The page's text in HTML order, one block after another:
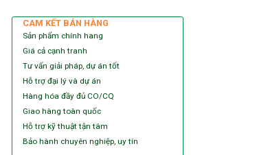
CAM KẾT BÁN HÀNG
Sản phẩm chính hang
Giá cả cạnh tranh
Tư vấn giải pháp, dự án tốt
Hỗ trợ đại lý và dự án
Hàng hóa đầy đủ CO/CQ
Giao hàng toàn quốc
Hỗ trợ kỹ thuật tận tâm
Bảo hành chuyên nghiệp, uy tín